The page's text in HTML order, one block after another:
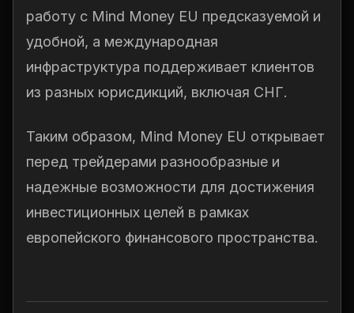
работу с Mind Money EU предсказуемой и
удобной, а международная
инфраструктура поддерживает клиентов
из разных юрисдикций, включая СНГ.
Таким образом, Mind Money EU открывает
перед трейдерами разнообразные и
надежные возможности для достижения
инвестиционных целей в рамках
европейского финансового пространства.